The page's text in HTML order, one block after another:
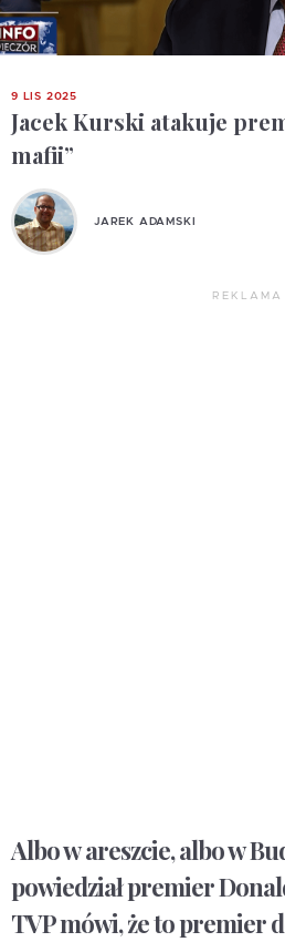
9 LIS 2025
Jacek Kurski atakuje
mafii”
JAREK ADAMSKI
REKLAMA
Albo w areszcie, albo w
powiedział premier
TVP mówi, że to premier